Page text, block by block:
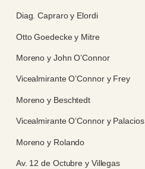
Diag. Capraro y Elordi
Otto Goedecke y Mitre
Moreno y John O’Connor
Vicealmirante O’Connor y Frey
Moreno y Beschtedt
Vicealmirante O’Connor y Palacios
Moreno y Rolando
Av. 12 de Octubre y Villegas